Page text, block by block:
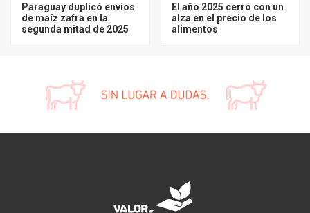
Paraguay duplicó envíos
de maíz zafra en la
segunda mitad de 2025
El año 2025 cerró con un
alza en el precio de los
alimentos